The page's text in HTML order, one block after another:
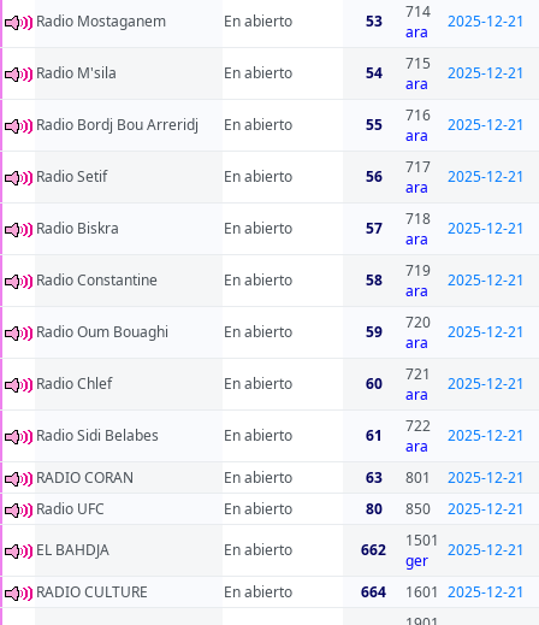
Radio Mostaganem En abierto 53
714
ara
2025-12-21
Radio M'sila En abierto 54
715
ara
2025-12-21
Radio Bordj Bou Arreridj En abierto 55
716
ara
2025-12-21
Radio Setif En abierto 56
717
ara
2025-12-21
Radio Biskra En abierto 57
718
ara
2025-12-21
Radio Constantine En abierto 58
719
ara
2025-12-21
Radio Oum Bouaghi En abierto 59
720
ara
2025-12-21
Radio Chlef En abierto 60
721
ara
2025-12-21
Radio Sidi Belabes En abierto 61
722
ara
2025-12-21
RADIO CORAN En abierto 63 801
2025-12-21
Radio UFC
En abierto 80 850
2025-12-21
EL BAHDJA
En abierto 662
1501
ger
2025-12-21
RADIO CULTURE En abierto 664 1601 2025-12-21